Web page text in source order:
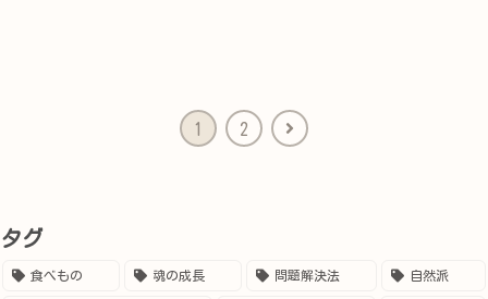
1 2
次
タグ
食べもの 魂の成長 問題解決法 自然派